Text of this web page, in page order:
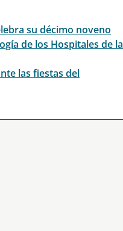
su décimo noveno
de los Hospitales de la
las fiestas del